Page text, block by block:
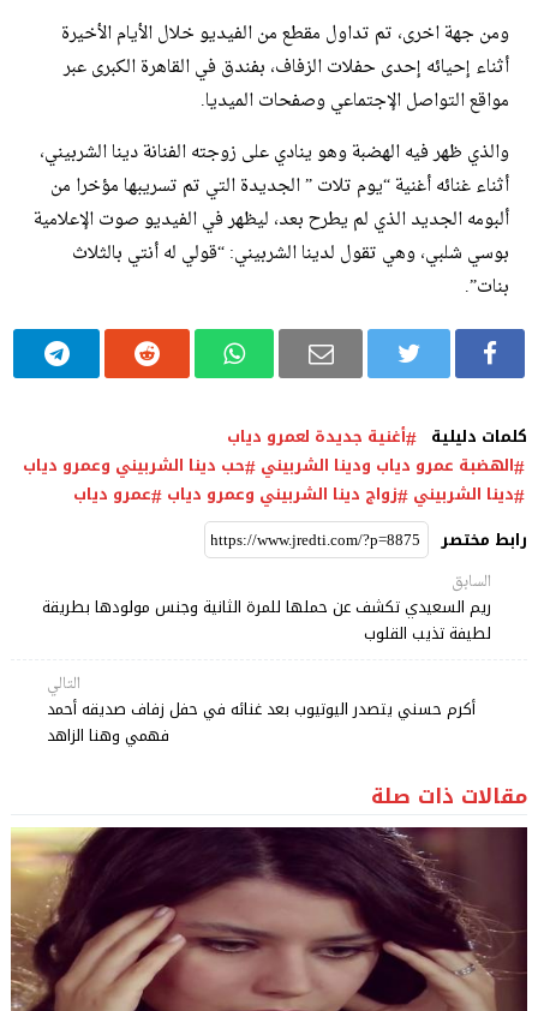
ومن جهة اخرى، تم تداول مقطع من الفيديو خلال الأيام الأخيرة
أثناء إحيائه إحدى حفلات الزفاف، بفندق في القاهرة الكبرى عبر
مواقع التواصل الإجتماعي وصفحات الميديا.
والذي ظهر فيه الهضبة وهو ينادي على زوجته الفنانة دينا الشربيني،
أثناء غنائه أغنية “يوم تلات ” الجديدة التي تم تسريبها مؤخرا من
ألبومه الجديد الذي لم يطرح بعد، ليظهر في الفيديو صوت الإعلامية
بوسي شلبي، وهي تقول لدينا الشربيني: “قولي له أنتي بالثلاث
بنات”.
كلمات دليلية
أغنية جديدة لعمرو دياب
الهضبة عمرو دياب ودينا الشربيني حب دينا الشربيني وعمرو دياب
دينا الشربيني زواج دينا الشربيني وعمرو دياب عمرو دياب
رابط مختصر
السابق
ريم السعيدي تكشف عن حملها للمرة الثانية وجنس مولودها بطريقة
لطيفة تذيب القلوب
التالي
أكرم حسني يتصدر اليوتيوب بعد غنائه في حفل زفاف صديقه أحمد
فهمي وهنا الزاهد
مقالات ذات صلة